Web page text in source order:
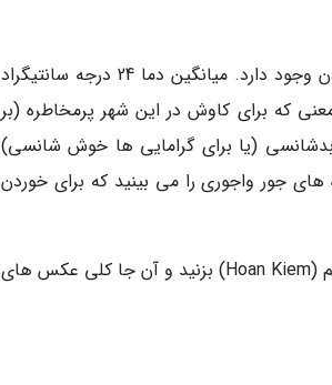
پایتخت ویتنام، در شهر تاریخی هانوی چیزهای زیادی برای دیدن و انجام دادن وجود دارد. میانگین دما 24 درجه سانتیگراد
کاهش می یابد، به این معنی که برای کاوش در این شهر پرمخاطره (بر
(یا برای گرامایی ها خوش شانسی)
جور واجوری را می بینید که برای خوردن
اگر هانوی را انتخاب کردید پیشنهاد می کنیم حتما سری هم به دریاچه هوان کیم (Hoan Kiem) بزنید و آن جا کلی عکس های